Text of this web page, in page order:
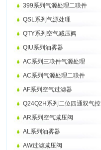
399系列气源处理二联件
QSL系列气源处理
QTY系列空气减压阀
QIU系列油雾器
AC系列三联件气源处理
AC系列气源处理二联件
AF系列空气过滤器
Q24Q2H系列二位四通双气控
AR系列空气减压阀
AL系列油雾器
AW过滤减压阀